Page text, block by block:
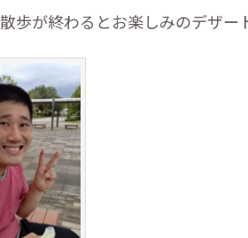
歩が終わるとお楽しみのデザー